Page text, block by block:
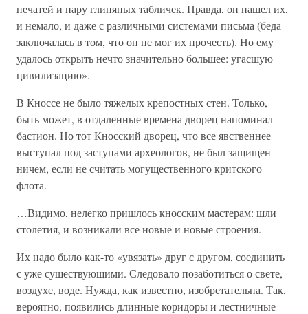
печатей и пару глиняных табличек. Правда, он нашел их,
и немало, и даже с различными системами письма (беда
заключалась в том, что он не мог их прочесть). Но ему
удалось открыть нечто значительно большее: угасшую
цивилизацию».
В Кноссе не было тяжелых крепостных стен. Только,
быть может, в отдаленные времена дворец напоминал
бастион. Но тот Кносский дворец, что все явственнее
выступал под заступами археологов, не был защищен
ничем, если не считать могущественного критского
флота.
…Видимо, нелегко пришлось кносским мастерам: шли
столетия, и возникали все новые и новые строения.
Их надо было как-то «увязать» друг с другом, соединить
с уже существующими. Следовало позаботиться о свете,
воздухе, воде. Нужда, как известно, изобретательна. Так,
вероятно, появились длинные коридоры и лестничные